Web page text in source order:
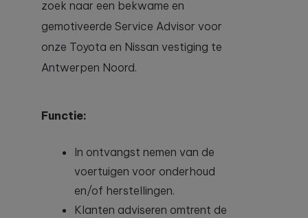
zoek naar een bekwame en
gemotiveerde Service Advisor voor
onze Toyota en Nissan vestiging te
Antwerpen Noord.
Functie:
In ontvangst nemen van de
voertuigen voor onderhoud
en/of herstellingen.
Klanten adviseren omtrent de